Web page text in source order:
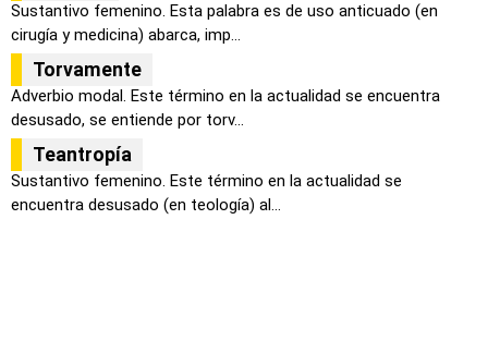
Sustantivo femenino. Esta palabra es de uso anticuado (en
cirugía y medicina) abarca, imp...
Torvamente
Adverbio modal. Este término en la actualidad se encuentra
desusado, se entiende por torv...
Teantropía
Sustantivo femenino. Este término en la actualidad se
encuentra desusado (en teología) al...